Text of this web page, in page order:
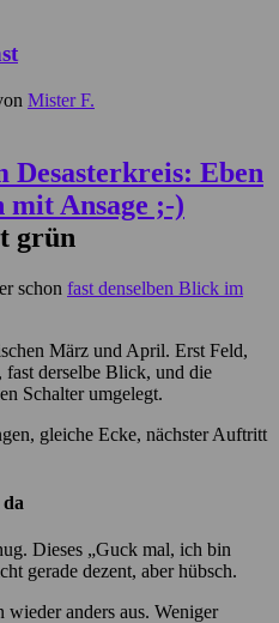
Mister F.
grün
schon fast denselben Blick im
März und April. Erst Feld,
derselbe Blick, und die
Schalter umgelegt.
gleiche Ecke, nächster Auftritt
Dieses „Guck mal, ich bin
gerade dezent, aber hübsch.
wieder anders aus. Weniger